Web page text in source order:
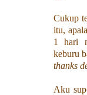
Cukup
itu,
1 hari
keburu
thanks
Aku